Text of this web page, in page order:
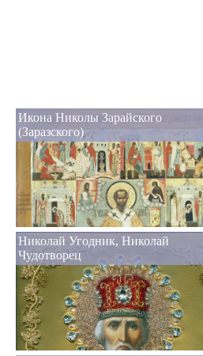
Икона Николы Зарайского
(Заразского)
Николай Угодник, Николай
Чудотворец